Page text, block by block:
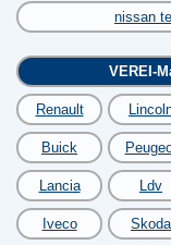
nissan
VEREI-
Renault
Buick
Lancia Ldv
Iveco Skoda